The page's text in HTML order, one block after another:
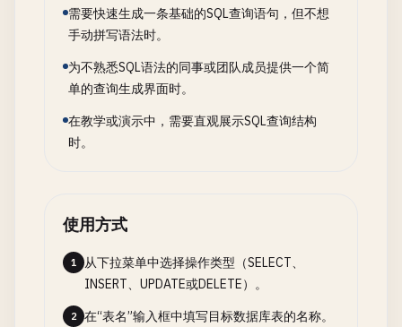
需要快速生成一条基础的SQL查询语句，但不想
手动拼写语法时。
为不熟悉SQL语法的同事或团队成员提供一个简
单的查询生成界面时。
在教学或演示中，需要直观展示SQL查询结构
时。
使用方式
1
从下拉菜单中选择操作类型（SELECT、
INSERT、UPDATE或DELETE）。
2 在“表名”输入框中填写目标数据库表的名称。